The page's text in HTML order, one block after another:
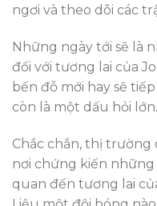
ngơi và theo dõi các
Những ngày tới sẽ là
đối với tương lai của
bến đỗ mới hay sẽ
còn là một dấu hỏi lớn.
Chắc chắn, thị
nơi chứng kiến
quan đến tương lai